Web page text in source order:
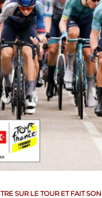
SUR LE TOUR ET FAIT SON